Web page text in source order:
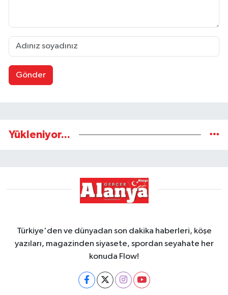
Gönder
Yükleniyor...
Türkiye'den ve dünyadan son dakika haberleri, köşe
yazıları, magazinden siyasete, spordan seyahate her
konuda Flow!